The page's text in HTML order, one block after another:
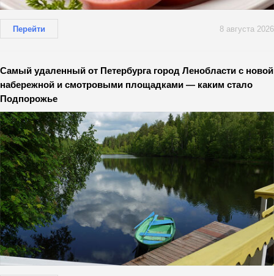
Перейти 8 августа 2026
Самый удаленный от Петербурга город Ленобласти с новой
набережной и смотровыми площадками — каким стало
Подпорожье